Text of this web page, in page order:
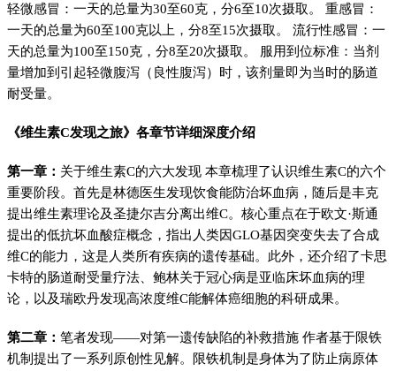
轻微感冒：一天的总量为30至60克，分6至10次摄取。 重感冒：
一天的总量为60至100克以上，分8至15次摄取。 流行性感冒：一
天的总量为100至150克，分8至20次摄取。 服用到位标准：当剂
量增加到引起轻微腹泻（良性腹泻）时，该剂量即为当时的肠道
耐受量。
《维生素C发现之旅》各章节详细深度介绍
第一章： 关于维生素C的六大发现 本章梳理了认识维生素C的六个
重要阶段。首先是林德医生发现饮食能防治坏血病，随后是丰克
提出维生素理论及圣捷尔吉分离出维C。核心重点在于欧文·斯通
提出的低抗坏血酸症概念，指出人类因GLO基因突变失去了合成
维C的能力，这是人类所有疾病的遗传基础。此外，还介绍了卡思
卡特的肠道耐受量疗法、鲍林关于冠心病是亚临床坏血病的理
论，以及瑞欧丹发现高浓度维C能解体癌细胞的科研成果。
第二章： 笔者发现——对第一遗传缺陷的补救措施 作者基于限铁
机制提出了一系列原创性见解。限铁机制是身体为了防止病原体